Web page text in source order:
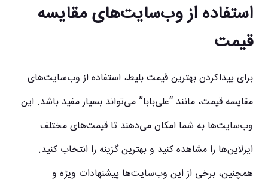
استفاده از وب‌سایت‌های مقایسه
قیمت
برای پیداکردن بهترین قیمت بلیط، استفاده از وب‌سایت‌های
مقایسه قیمت، مانند “علی‌بابا” می‌تواند بسیار مفید باشد. این
وب‌سایت‌ها به شما امکان می‌دهند تا قیمت‌های مختلف
ایرلاین‌ها را مشاهده کنید و بهترین گزینه را انتخاب کنید.
همچنین، برخی از این وب‌سایت‌ها پیشنهادات ویژه و